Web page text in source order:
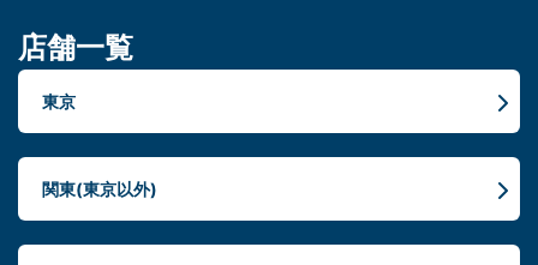
店舗一覧
東京
関東(東京以外)